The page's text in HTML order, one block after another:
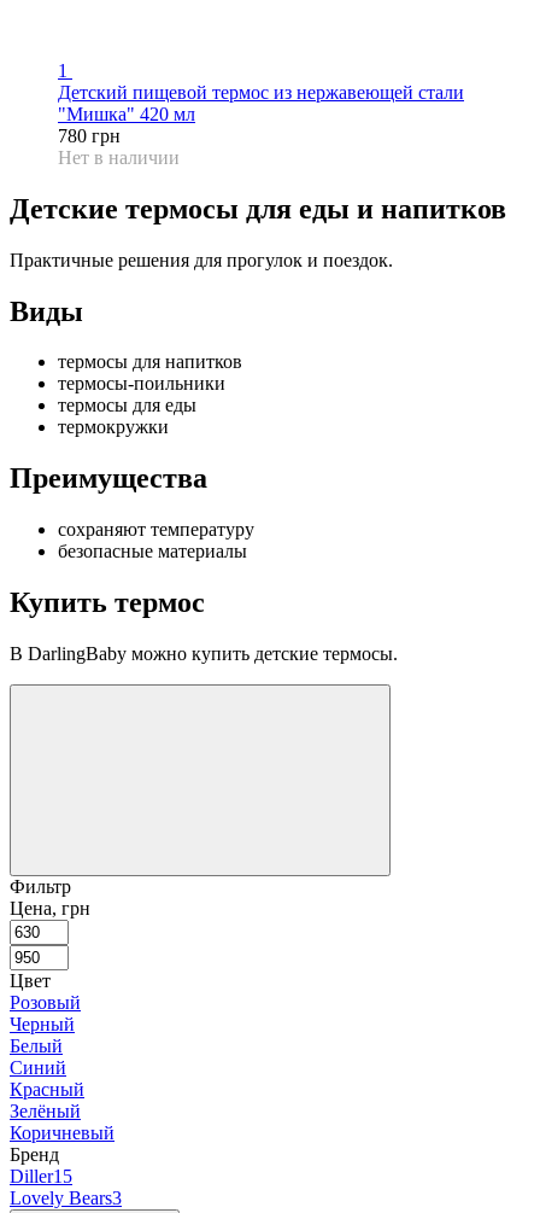
1
Детский пищевой термос из нержавеющей стали
"Мишка" 420 мл
780 грн
Нет в наличии
Детские термосы для еды и напитков
Практичные решения для прогулок и поездок.
Виды
термосы для напитков
термосы-поильники
термосы для еды
термокружки
Преимущества
сохраняют температуру
безопасные материалы
Купить термос
В DarlingBaby можно купить детские термосы.
Фильтр
Цена, грн
Цвет
Розовый
Черный
Белый
Синий
Красный
Зелёный
Коричневый
Бренд
Diller15
Lovely Bears3